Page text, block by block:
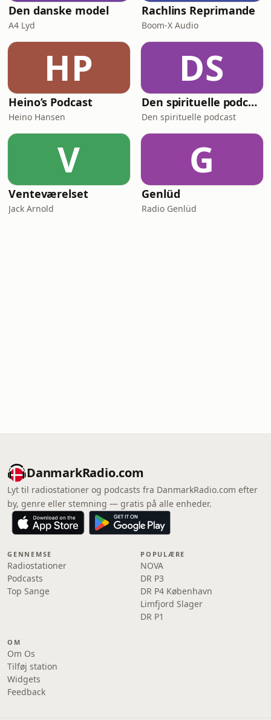
Den danske model
A4 Lyd
Rachlins Reprimande
Boom-X Audio
HP
Heino’s Podcast
Heino Hansen
DS
Den spirituelle podcast
Den spirituelle podcast
V
Venteværelset
Jack Arnold
G
Genlüd
Radio Genlüd
DanmarkRadio.com
Lyt til radiostationer og podcasts fra DanmarkRadio.com efter
by, genre eller stemning — gratis på alle enheder.
GENNEMSE
Radiostationer
Podcasts
Top Sange
POPULÆRE
NOVA
DR P3
DR P4 København
Limfjord Slager
DR P1
OM
Om Os
Tilføj station
Widgets
Feedback